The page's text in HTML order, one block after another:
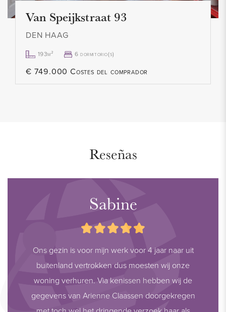
Van Speijkstraat 93
DEN HAAG
193m² 6 dormitorio(s)
€ 749.000 Costes del comprador
Reseñas
Sabine
Ons gezin is voor mijn werk voor 4 jaar naar uit
buitenland vertrokken dus moesten wij onze
woning verhuren. Via kenissen hebben wij de
gegevens van Arienne Claassen doorgekregen